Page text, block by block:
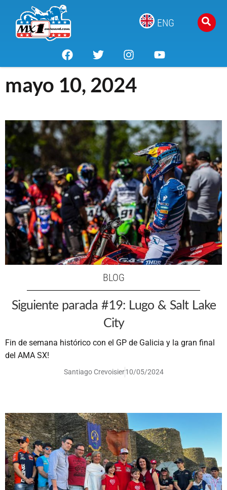
ENG
mayo 10, 2024
BLOG
Siguiente parada #19: Lugo & Salt Lake
City
Fin de semana histórico con el GP de Galicia y la gran final
del AMA SX!
Santiago Crevoisier10/05/2024